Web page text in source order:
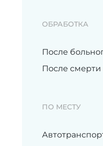
ОБРАБОТКА
После
После смерти
ПО МЕСТУ